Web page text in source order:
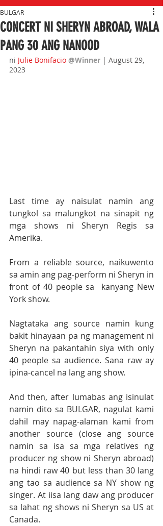
CONCERT NI SHERYN ABROAD, WALA
PANG 30 ANG NANOOD
BULGAR
ni Julie Bonifacio @Winner | August 29,
2023
Last time ay naisulat namin ang
tungkol sa malungkot na sinapit ng
mga shows ni Sheryn Regis sa
Amerika.
From a reliable source, naikuwento
sa amin ang pag-perform ni Sheryn in
front of 40 people sa  kanyang New
York show.
Nagtataka ang source namin kung
bakit hinayaan pa ng management ni
Sheryn na pakantahin siya with only
40 people sa audience. Sana raw ay
ipina-cancel na lang ang show.
And then, after lumabas ang isinulat
namin dito sa BULGAR, nagulat kami
dahil may napag-alaman kami from
another source (close ang source
namin sa isa sa mga relatives ng
producer ng show ni Sheryn abroad)
na hindi raw 40 but less than 30 lang
ang tao sa audience sa NY show ng
singer. At iisa lang daw ang producer
sa lahat ng shows ni Sheryn sa US at
Canada.